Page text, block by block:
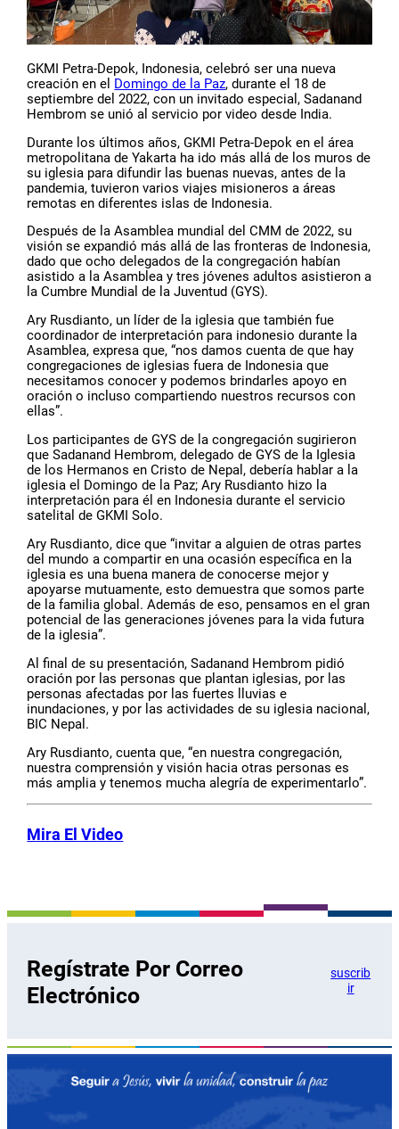
GKMI Petra-Depok, Indonesia, celebró ser una nueva
creación en el Domingo de la Paz, durante el 18 de
septiembre del 2022, con un invitado especial, Sadanand
Hembrom se unió al servicio por video desde India.
Durante los últimos años, GKMI Petra-Depok en el área
metropolitana de Yakarta ha ido más allá de los muros de
su iglesia para difundir las buenas nuevas, antes de la
pandemia, tuvieron varios viajes misioneros a áreas
remotas en diferentes islas de Indonesia.
Después de la Asamblea mundial del CMM de 2022, su
visión se expandió más allá de las fronteras de Indonesia,
dado que ocho delegados de la congregación habían
asistido a la Asamblea y tres jóvenes adultos asistieron a
la Cumbre Mundial de la Juventud (GYS).
Ary Rusdianto, un líder de la iglesia que también fue
coordinador de interpretación para indonesio durante la
Asamblea, expresa que, “nos damos cuenta de que hay
congregaciones de iglesias fuera de Indonesia que
necesitamos conocer y podemos brindarles apoyo en
oración o incluso compartiendo nuestros recursos con
ellas”.
Los participantes de GYS de la congregación sugirieron
que Sadanand Hembrom, delegado de GYS de la Iglesia
de los Hermanos en Cristo de Nepal, debería hablar a la
iglesia el Domingo de la Paz; Ary Rusdianto hizo la
interpretación para él en Indonesia durante el servicio
satelital de GKMI Solo.
Ary Rusdianto, dice que “invitar a alguien de otras partes
del mundo a compartir en una ocasión específica en la
iglesia es una buena manera de conocerse mejor y
apoyarse mutuamente, esto demuestra que somos parte
de la familia global. Además de eso, pensamos en el gran
potencial de las generaciones jóvenes para la vida futura
de la iglesia”.
Al final de su presentación, Sadanand Hembrom pidió
oración por las personas que plantan iglesias, por las
personas afectadas por las fuertes lluvias e
inundaciones, y por las actividades de su iglesia nacional,
BIC Nepal.
Ary Rusdianto, cuenta que, “en nuestra congregación,
nuestra comprensión y visión hacia otras personas es
más amplia y tenemos mucha alegría de experimentarlo”.
Mira El Video
Regístrate Por Correo
Electrónico
suscrib
ir